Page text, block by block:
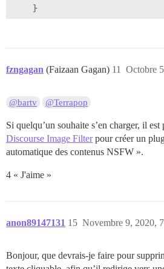
    right: 10px;
    top: 65px;
    left: 20px;
	}
}
/* désactiver le flou NSFW
	.topic-body .cooked iframe,
fzngagan (Faizaan Gagan) Octobre
11
@bartv @Terrapop
Si quelqu’un souhaite s’en charger, il est
Discourse Image Filterpour créer un
automatique des contenus NSFW ».
4 « J'aime »
anon89147131 Novembre 9, 2020,
15
Bonjour, que devrais-je faire pour